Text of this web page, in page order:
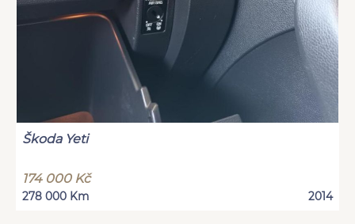
Škoda Yeti
174 000 Kč
278 000 Km 2014